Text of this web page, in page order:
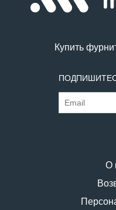
Купить
О